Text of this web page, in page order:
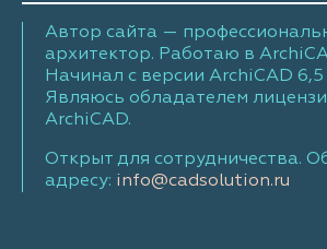
Автор сайта —
архитектор. Работаю в
Начинал с версии ArchiCAD
Являюсь обладателем
ArchiCAD.
Открыт для сотрудничества.
адресу: info@cadsolution.ru